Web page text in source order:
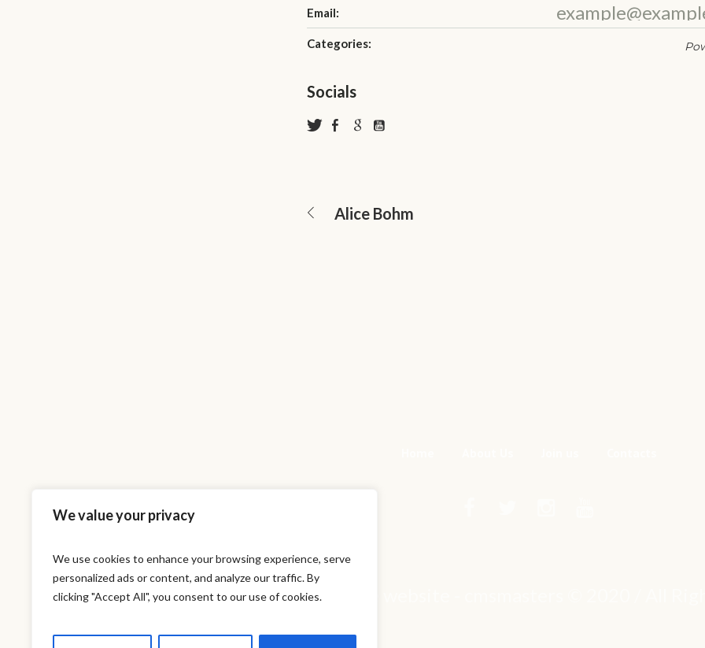
We value your privacy
We use cookies to enhance your browsing experience, serve
personalized ads or content, and analyze our traffic. By
clicking "Accept All", you consent to our use of cookies.
Email:
Categories:
Socials
Alice Bohm
This is a sample website - cmsmasters © 2020 / All